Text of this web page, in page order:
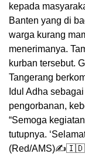
kepada
Banten yang di
warga kurang
menerimanya.
kurban tersebut.
Tangerang
Idul Adha
pengorbanan,
“Semoga
tutupnya.
(Red/AMS)✍🇮🇩